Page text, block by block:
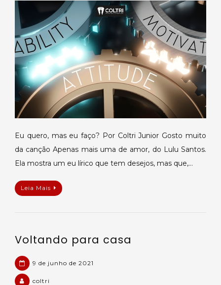
quero,
mas
Eu quero, mas eu faço? Por Coltri Junior Gosto muito
da canção Apenas mais uma de amor, do Lulu Santos.
Ela mostra um eu lírico que tem desejos, mas que,…
Leia Mais
Voltando para casa
9 de junho de 2021
coltri